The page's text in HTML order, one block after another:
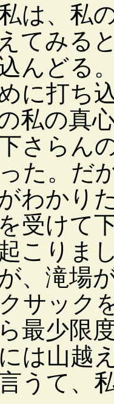
は、私
てみる
んどる
に打ち
私の真
さらん
た。だ
わかり
受けて
こりま
、滝場
サック
最少限
は山越
うて、